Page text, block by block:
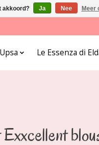
Upsa Le Essenza di
akkoord? Ja Nee Meer